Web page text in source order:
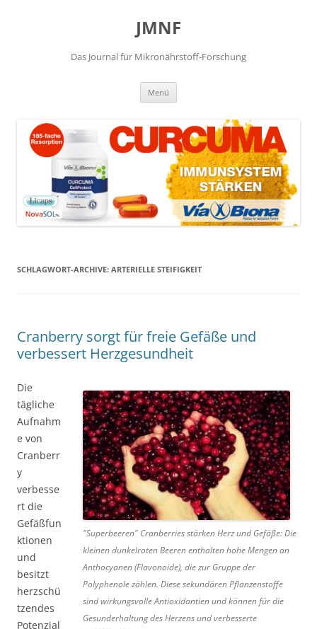
JMNF
Das Journal für Mikronährstoff-Forschung
Menü
SCHLAGWORT-ARCHIVE: ARTERIELLE STEIFIGKEIT
Cranberry sorgt für freie Gefäße und
verbessert Herzgesundheit
"Superbeeren" Cranberries stärken Herz und Gefäße: Die
kleinen dunkelroten Beeren enthalten hohe Mengen an
Anthocyanen (Flavonoide), die zur Gruppe der
Polyphenole zählen. Diese sekundären Pflanzenstoffe
sind wirkungsvolle Antioxidantien und können für die
Gesunderhaltung des Herzens und verbesserte
Die
tägliche
Aufnahm
e von
Cranberr
y
verbesse
rt die
Gefäßfun
ktionen
und
besitzt
herzschü
tzendes
Potenzial